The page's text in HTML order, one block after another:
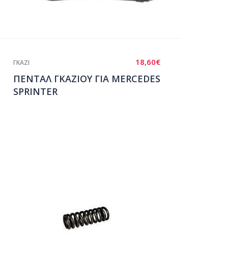
18,60€
ΓΚΑΖΙ
ΠΕΝΤΑΛ ΓΚΑΖΙΟΥ ΓΙΑ MERCEDES
SPRINTER